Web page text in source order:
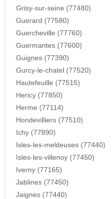
Grisy-sur-seine (77480)
Guerard (77580)
Guercheville (77760)
Guermantes (77600)
Guignes (77390)
Gurcy-le-chatel (77520)
Hautefeuille (77515)
Hericy (77850)
Herme (77114)
Hondevilliers (77510)
Ichy (77890)
Isles-les-meldeuses (77440)
Isles-les-villenoy (77450)
Iverny (77165)
Jablines (77450)
Jaignes (77440)